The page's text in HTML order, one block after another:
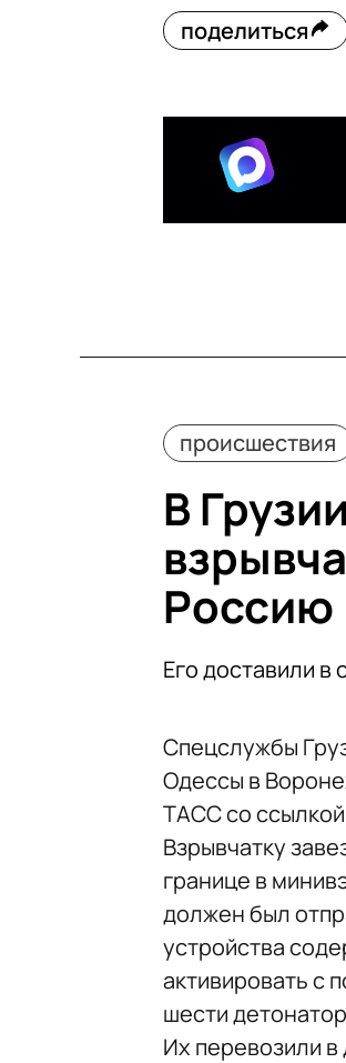
поделиться
происшествия
В
Россию
Его доставили
Спецслужбы
Одессы в
ТАСС со
Взрывчатку
границе в
должен был
устройства
активировать с
шести
Их перевозили